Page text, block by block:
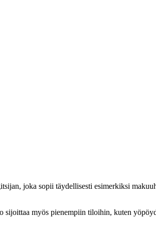
joka sopii täydellisesti esimerkiksi
sijoittaa myös pienempiin tiloihin, kuten